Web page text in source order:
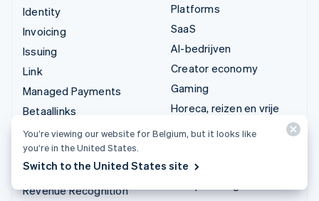
Identity
Invoicing
Issuing
Link
Managed Payments
Betaallinks
Payments
Payouts
Radar
Revenue Recognition
Platforms
SaaS
AI-bedrijven
Creator economy
Gaming
Horeca, reizen en vrije
Media en entertainment
You’re viewing our website for Belgium, but it looks like
you’re in the United States.
Switch to the United States site